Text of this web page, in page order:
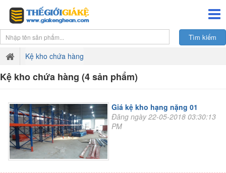
Kệ kho chứa hàng
Kệ kho chứa hàng (4 sản phẩm)
Giá kệ kho hạng nặng 01
Đăng ngày 22-05-2018 03:30:13
PM